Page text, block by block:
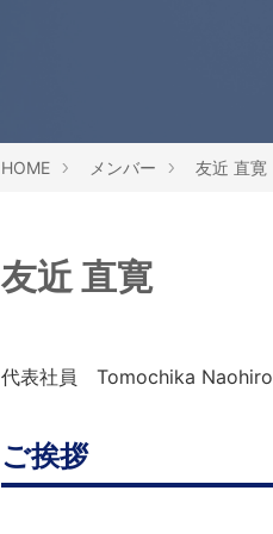
HOME メンバー 友近 直寛
友近 直寛
代表社員 Tomochika Naohiro
ご挨拶